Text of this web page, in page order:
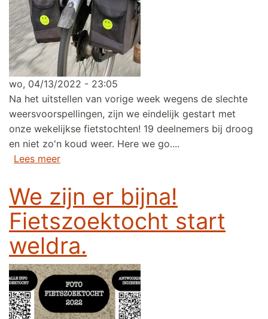
wo, 04/13/2022 - 23:05
Na het uitstellen van vorige week wegens de slechte
weersvoorspellingen, zijn we eindelijk gestart met
onze wekelijkse fietstochten! 19 deelnemers bij droog
en niet zo'n koud weer. Here we go....
Lees meerover 17de fietsseizoen eindelijk gestart!
We zijn er bijna!
Fietszoektocht start
weldra.